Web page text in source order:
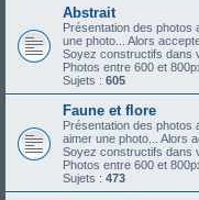
Abstrait
Présentation des photos
une photo... Alors
Soyez constructifs dans
Photos entre 600 et
Sujets : 605
Faune et flore
Présentation des photos
aimer une photo... Alors
Soyez constructifs dans
Photos entre 600 et
Sujets : 473